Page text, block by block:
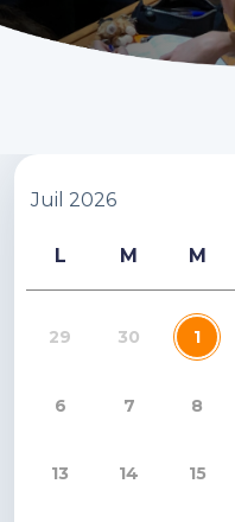
Juil 2026
L M M
29 30 1
6 7 8
13 14 15